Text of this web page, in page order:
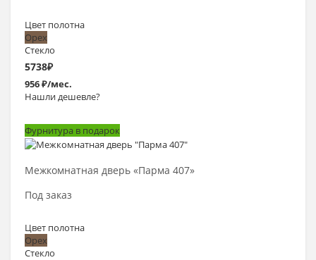
Цвет полотна
Орех
Стекло
5738₽
956 ₽/мес.
Нашли дешевле?
Фурнитура в подарок
Межкомнатная дверь «Парма 407»
Под заказ
Цвет полотна
Орех
Стекло
Выбрать >